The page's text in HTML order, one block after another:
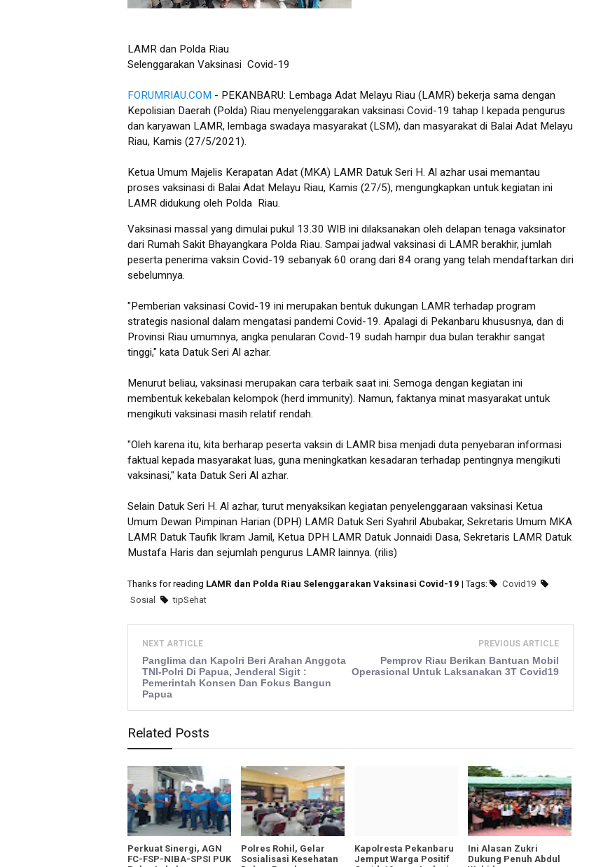
LAMR dan Polda Riau
Selenggarakan Vaksinasi Covid-19
FORUMRIAU.COM - PEKANBARU: Lembaga Adat Melayu Riau (LAMR) bekerja sama dengan
Kepolisian Daerah (Polda) Riau menyelenggarakan vaksinasi Covid-19 tahap I kepada pengurus
dan karyawan LAMR, lembaga swadaya masyarakat (LSM), dan masyarakat di Balai Adat Melayu
Riau, Kamis (27/5/2021).
Ketua Umum Majelis Kerapatan Adat (MKA) LAMR Datuk Seri H. Al azhar usai memantau
proses vaksinasi di Balai Adat Melayu Riau, Kamis (27/5), mengungkapkan untuk kegiatan ini
LAMR didukung oleh Polda Riau.
Vaksinasi massal yang dimulai pukul 13.30 WIB ini dilaksanakan oleh delapan tenaga vaksinator
dari Rumah Sakit Bhayangkara Polda Riau. Sampai jadwal vaksinasi di LAMR berakhir, jumlah
peserta penerima vaksin Covid-19 sebanyak 60 orang dari 84 orang yang telah mendaftarkan diri
sebelumnya.
"Pemberian vaksinasi Covid-19 ini merupakan bentuk dukungan LAMR terhadap program
strategis nasional dalam mengatasi pandemi Covid-19. Apalagi di Pekanbaru khususnya, dan di
Provinsi Riau umumnya, angka penularan Covid-19 sudah hampir dua bulan terakhir sangat
tinggi," kata Datuk Seri Al azhar.
Menurut beliau, vaksinasi merupakan cara terbaik saat ini. Semoga dengan kegiatan ini
membentuk kekebalan kelompok (herd immunity). Namun, faktanya minat masyarakat untuk
mengikuti vaksinasi masih relatif rendah.
"Oleh karena itu, kita berharap peserta vaksin di LAMR bisa menjadi duta penyebaran informasi
faktual kepada masyarakat luas, guna meningkatkan kesadaran terhadap pentingnya mengikuti
vaksinasi," kata Datuk Seri Al azhar.
Selain Datuk Seri H. Al azhar, turut menyaksikan kegiatan penyelenggaraan vaksinasi Ketua
Umum Dewan Pimpinan Harian (DPH) LAMR Datuk Seri Syahril Abubakar, Sekretaris Umum MKA
LAMR Datuk Taufik Ikram Jamil, Ketua DPH LAMR Datuk Jonnaidi Dasa, Sekretaris LAMR Datuk
Mustafa Haris dan sejumlah pengurus LAMR lainnya. (rilis)
Thanks for reading LAMR dan Polda Riau Selenggarakan Vaksinasi Covid-19 | Tags:
Covid19
Sosial
tipSehat
NEXT ARTICLE
Panglima dan Kapolri Beri Arahan Anggota
TNI-Polri Di Papua, Jenderal Sigit :
Pemerintah Konsen Dan Fokus Bangun
Papua
PREVIOUS ARTICLE
Pemprov Riau Berikan Bantuan Mobil
Operasional Untuk Laksanakan 3T Covid19
Related Posts
Perkuat Sinergi, AGN
FC-FSP-NIBA-SPSI PUK
Polres Rohil, Gelar
Sosialisasi Kesehatan
Kapolresta Pekanbaru
Jemput Warga Positif
Ini Alasan Zukri
Dukung Penuh Abdul